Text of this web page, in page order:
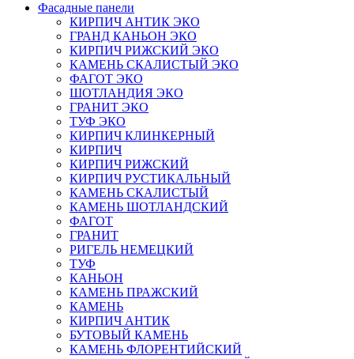
Фасадные панели
КИРПИЧ АНТИК ЭКО
ГРАНД КАНЬОН ЭКО
КИРПИЧ РИЖСКИЙ ЭКО
КАМЕНЬ СКАЛИСТЫЙ ЭКО
ФАГОТ ЭКО
ШОТЛАНДИЯ ЭКО
ГРАНИТ ЭКО
ТУФ ЭКО
КИРПИЧ КЛИНКЕРНЫЙ
КИРПИЧ
КИРПИЧ РИЖСКИЙ
КИРПИЧ РУСТИКАЛЬНЫЙ
КАМЕНЬ СКАЛИСТЫЙ
КАМЕНЬ ШОТЛАНДСКИЙ
ФАГОТ
ГРАНИТ
РИГЕЛЬ НЕМЕЦКИЙ
ТУФ
КАНЬОН
КАМЕНЬ ПРАЖСКИЙ
КАМЕНЬ
КИРПИЧ АНТИК
БУТОВЫЙ КАМЕНЬ
КАМЕНЬ ФЛОРЕНТИЙСКИЙ